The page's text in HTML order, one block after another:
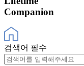
Companion
검색어 필수